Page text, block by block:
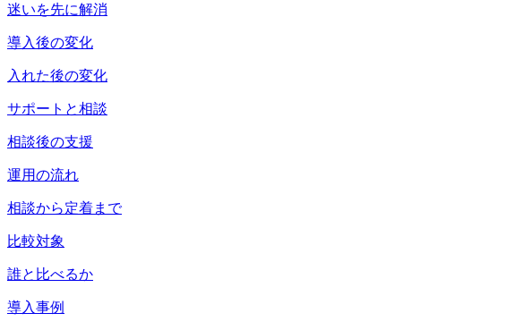
迷いを先に解消
導入後の変化
入れた後の変化
サポートと相談
相談後の支援
運用の流れ
相談から定着まで
比較対象
誰と比べるか
導入事例